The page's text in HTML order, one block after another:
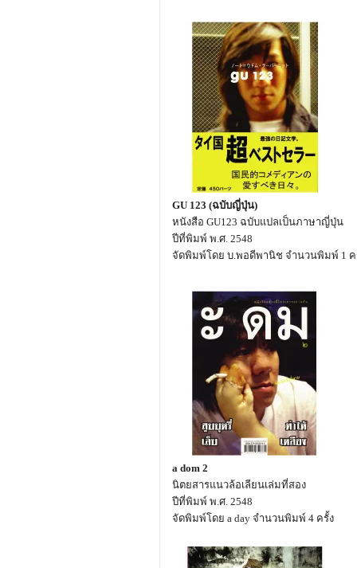
GU 123 (ฉบับญี่ปุ่น)
หนังสือ GU123 ฉบับแปลเป็นภาษาญี่ปุ่น
ปีที่พิมพ์ พ.ศ. 2548
จัดพิมพ์โดย บ.พอดีพานิช จำนวนพิมพ์ 1 ค
a dom 2
นิตยสารแนวล้อเลียนเล่มที่สอง
ปีที่พิมพ์ พ.ศ. 2548
จัดพิมพ์โดย a day จำนวนพิมพ์ 4 ครั้ง